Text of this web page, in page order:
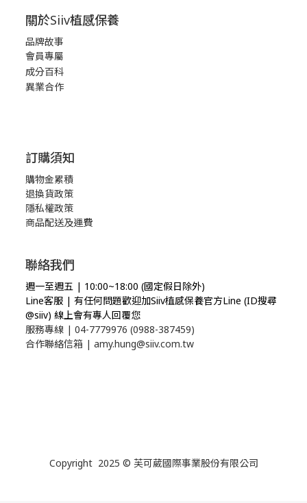
關於Siiv植感保養
品牌故事
會員專屬
成分百科
異業合作
訂購須知
購物金累積
退換貨政策
隱私權政策
商品配送及運費
聯絡我們
週一至週五 | 10:00~18:00 (國定假日除外)
Line客服 | 有任何問題歡迎加Siiv植感保養官方Line (ID搜尋
@siiv) 線上會有專人回覆您
服務專線 | 04-7779976 (0988-387459)
合作聯絡信箱 | amy.hung@siiv.com.tw
Copyright 2025 © 芙可葳國際事業股份有限公司